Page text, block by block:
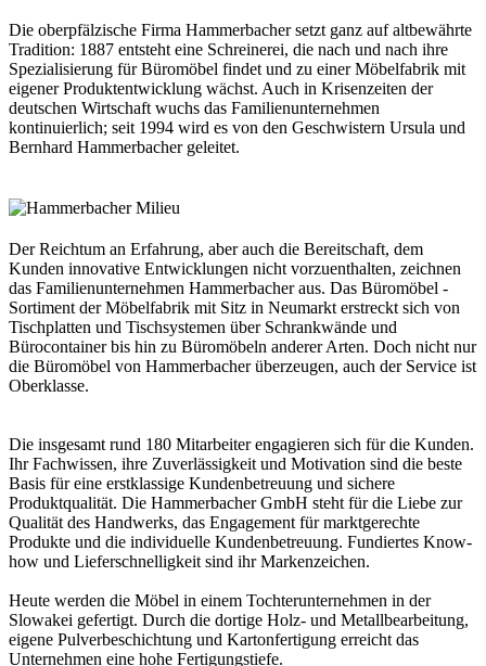
Die oberpfälzische Firma Hammerbacher setzt ganz auf altbewährte
Tradition: 1887 entsteht eine Schreinerei, die nach und nach ihre
Spezialisierung für Büromöbel findet und zu einer Möbelfabrik mit
eigener Produktentwicklung wächst. Auch in Krisenzeiten der
deutschen Wirtschaft wuchs das Familienunternehmen
kontinuierlich; seit 1994 wird es von den Geschwistern Ursula und
Bernhard Hammerbacher geleitet.
Der Reichtum an Erfahrung, aber auch die Bereitschaft, dem
Kunden innovative Entwicklungen nicht vorzuenthalten, zeichnen
das Familienunternehmen Hammerbacher aus. Das Büromöbel -
Sortiment der Möbelfabrik mit Sitz in Neumarkt erstreckt sich von
Tischplatten und Tischsystemen über Schrankwände und
Bürocontainer bis hin zu Büromöbeln anderer Arten. Doch nicht nur
die Büromöbel von Hammerbacher überzeugen, auch der Service ist
Oberklasse.
Die insgesamt rund 180 Mitarbeiter engagieren sich für die Kunden.
Ihr Fachwissen, ihre Zuverlässigkeit und Motivation sind die beste
Basis für eine erstklassige Kundenbetreuung und sichere
Produktqualität. Die Hammerbacher GmbH steht für die Liebe zur
Qualität des Handwerks, das Engagement für marktgerechte
Produkte und die individuelle Kundenbetreuung. Fundiertes Know-
how und Lieferschnelligkeit sind ihr Markenzeichen.
Heute werden die Möbel in einem Tochterunternehmen in der
Slowakei gefertigt. Durch die dortige Holz- und Metallbearbeitung,
eigene Pulverbeschichtung und Kartonfertigung erreicht das
Unternehmen eine hohe Fertigungstiefe.